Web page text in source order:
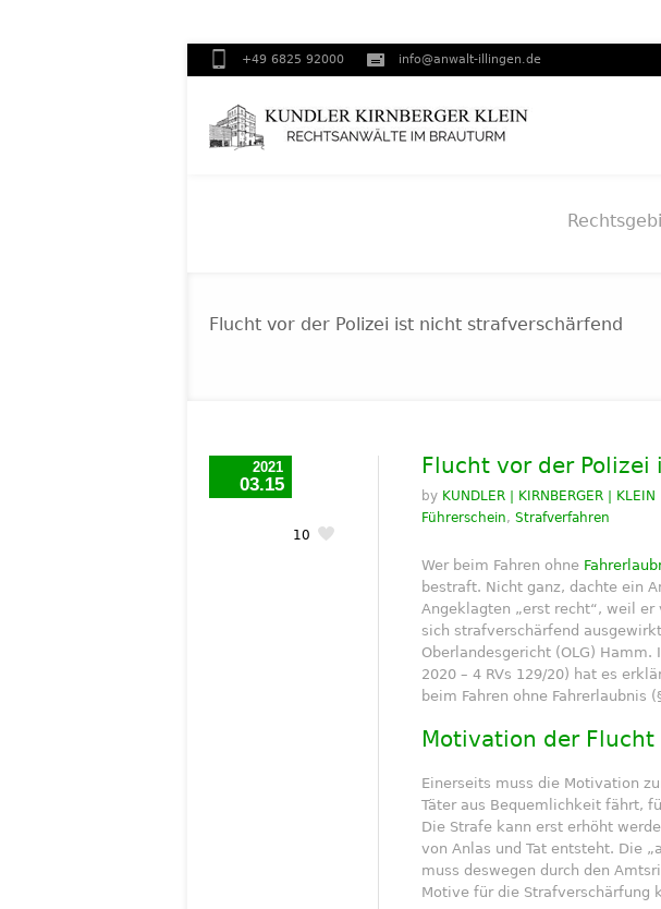
+49 6825 92000 info@anwalt-illingen.de
Flucht vor der Polizei ist nicht strafverschärfend
2021
03.15
10
Flucht vor der
by KUNDLER | KIRNBERGER | KLEIN
Führerschein, Strafverfahren
Wer beim Fahren ohne
bestraft. Nicht ganz, dachte ein
Angeklagten „erst recht“, weil
sich strafverschärfend
Oberlandesgericht (OLG)
2020 – 4 RVs 129/20) hat es
beim Fahren ohne Fahrerlaubnis
Motivation der Flucht
Einerseits muss die Motivation
Täter aus Bequemlichkeit fährt,
Die Strafe kann erst erhöht
von Anlas und Tat entsteht. Die
muss deswegen durch den
Motive für die Strafverschärfung